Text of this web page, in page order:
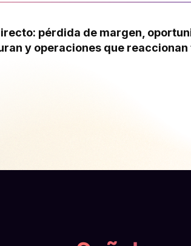
pérdida de margen,
y operaciones que